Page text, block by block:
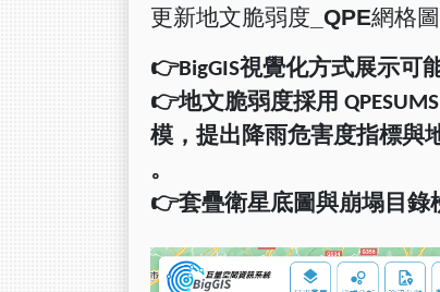
更新地文脆弱度_QPE網格
👉BigGIS視覺化方式展示可
👉地文脆弱度採用 QPESUMS
模，提出降雨危害度指標與
。
👉套疊衛星底圖與崩塌目錄